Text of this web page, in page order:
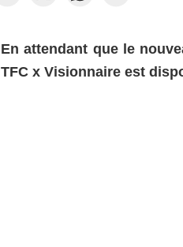
En attendant que le
TFC x Visionnaire est